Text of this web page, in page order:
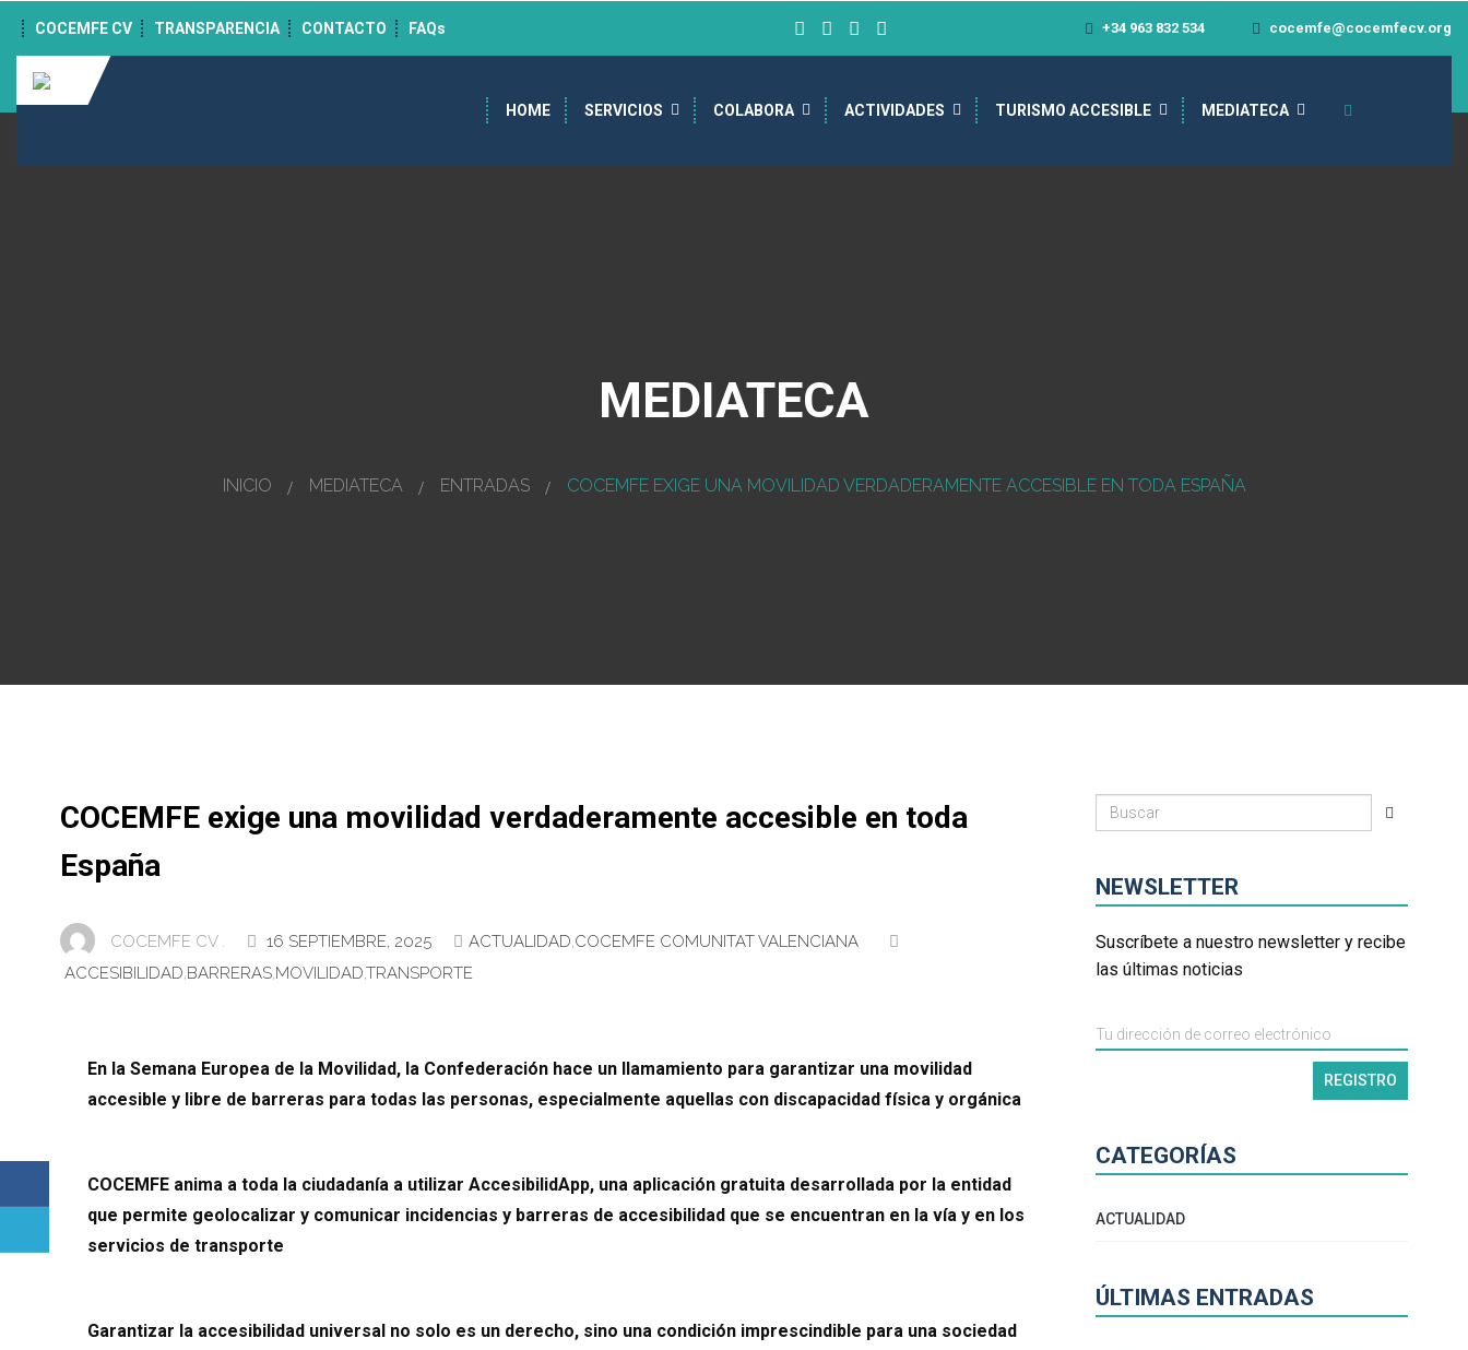
COCEMFE CV
TRANSPARENCIA CONTACTO FAQs +34 963 832 534 cocemfe@cocemfecv.org
HOME SERVICIOS COLABORA ACTIVIDADES TURISMO ACCESIBLE MEDIATECA
MEDIATECA
INICIO MEDIATECA ENTRADAS COCEMFE EXIGE UNA MOVILIDAD VERDADERAMENTE ACCESIBLE EN TODA ESPAÑA
COCEMFE exige una movilidad verdaderamente accesible en toda
España
COCEMFE CV . 16 SEPTIEMBRE, 2025 ACTUALIDAD,COCEMFE COMUNITAT VALENCIANA
ACCESIBILIDAD,BARRERAS,MOVILIDAD,TRANSPORTE
En la Semana Europea de la Movilidad, la Confederación hace un llamamiento para garantizar una movilidad
accesible y libre de barreras para todas las personas, especialmente aquellas con discapacidad física y orgánica
COCEMFE anima a toda la ciudadanía a utilizar AccesibilidApp, una aplicación gratuita desarrollada por la entidad
que permite geolocalizar y comunicar incidencias y barreras de accesibilidad que se encuentran en la vía y en los
servicios de transporte
Garantizar la accesibilidad universal no solo es un derecho, sino una condición imprescindible para una sociedad
NEWSLETTER
Suscríbete a nuestro newsletter y recibe
las últimas noticias
CATEGORÍAS
ACTUALIDAD
ÚLTIMAS ENTRADAS